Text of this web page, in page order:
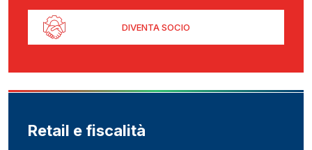
DIVENTA SOCIO
Retail e fiscalità